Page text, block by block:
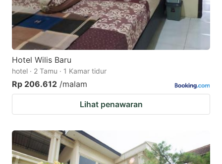
Hotel Wilis Baru
hotel · 2 Tamu · 1 Kamar tidur
Rp 206.612 /malam
Lihat penawaran